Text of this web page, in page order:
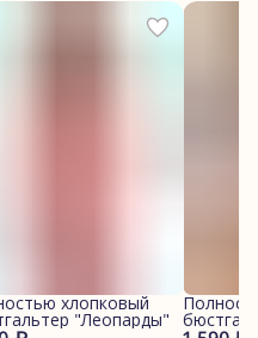
хлопковый
"Леопарды"